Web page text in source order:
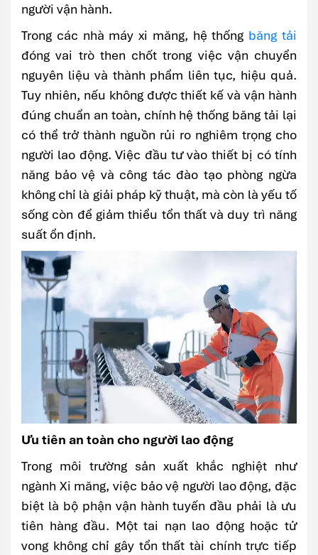
người vận hành.
Trong các nhà máy xi măng, hệ thống băng tải
đóng vai trò then chốt trong việc vận chuyển
nguyên liệu và thành phẩm liên tục, hiệu quả.
Tuy nhiên, nếu không được thiết kế và vận hành
đúng chuẩn an toàn, chính hệ thống băng tải lại
có thể trở thành nguồn rủi ro nghiêm trọng cho
người lao động. Việc đầu tư vào thiết bị có tính
năng bảo vệ và công tác đào tạo phòng ngừa
không chỉ là giải pháp kỹ thuật, mà còn là yếu tố
sống còn để giảm thiểu tổn thất và duy trì năng
suất ổn định.
Ưu tiên an toàn cho người lao động
Trong môi trường sản xuất khắc nghiệt như
ngành Xi măng, việc bảo vệ người lao động, đặc
biệt là bộ phận vận hành tuyến đầu phải là ưu
tiên hàng đầu. Một tai nạn lao động hoặc tử
vong không chỉ gây tổn thất tài chính trực tiếp